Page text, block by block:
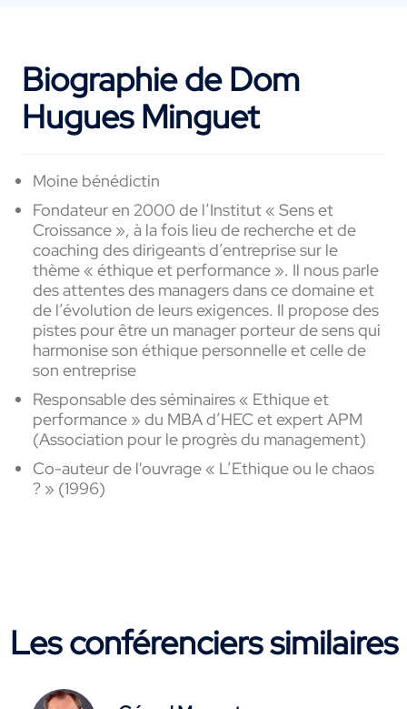
Biographie de Dom
Hugues Minguet
Moine bénédictin
Fondateur en 2000 de l’Institut « Sens et
Croissance », à la fois lieu de recherche et de
coaching des dirigeants d’entreprise sur le
thème « éthique et performance ». Il nous parle
des attentes des managers dans ce domaine et
de l’évolution de leurs exigences. Il propose des
pistes pour être un manager porteur de sens qui
harmonise son éthique personnelle et celle de
son entreprise
Responsable des séminaires « Ethique et
performance » du MBA d’HEC et expert APM
(Association pour le progrès du management)
Co-auteur de l'ouvrage « L’Ethique ou le chaos
? » (1996)
Les conférenciers similaires